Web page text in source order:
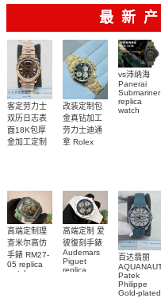
最新
客定劳力士
双历日志表
面18K包厚
金加工定制
watch
改装定制包
金真钻加工
劳力士迪通
拿 Rolex
diamonds
m126508-
0003腕表
vs沛纳海
Panerai
Submariner
replica
watch
高端定制理
查米尔高仿
手錶 RM27-
05 replica
watch
高端定制 爱
彼復刻手錶
Audemars
Piguet
replica
26579CB.OO.1225CB.01
百达翡丽
Patek
Philippe
Gold-plated